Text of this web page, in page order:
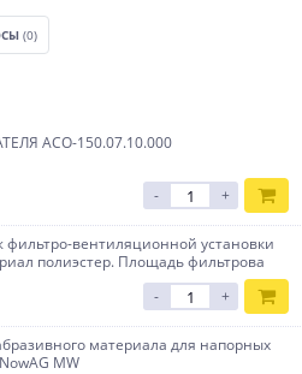
(0)
АСО-150.07.10.000
- +
вентиляционной установки
полиэстер. Площадь фильтрова
- +
материала для напорных
MW